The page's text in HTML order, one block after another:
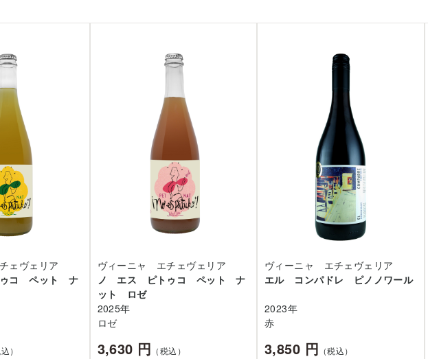
ェヴェリア
コ ペット ナ
）
ヴィーニャ エチェヴェリア
ノ エス ピトゥコ ペット ナ
ット ロゼ
2025年
ロゼ
3,630 円 （税込）
ヴィーニャ エチェヴェリア
エル コンパドレ ピノノワール
2023年
赤
3,850 円 （税込）